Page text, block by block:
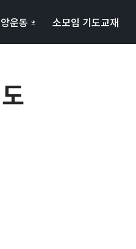
운동 소모임 기도교재